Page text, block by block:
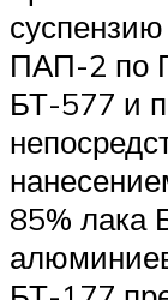
ПАП-2 по
БТ-577 и
85% лака